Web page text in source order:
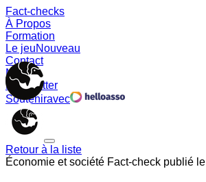
Fact-checks
À Propos
Formation
Le jeuNouveau
Contact
Memes
Newsletter
Souteniravec
Retour à la liste
Économie et société Fact-check publié le